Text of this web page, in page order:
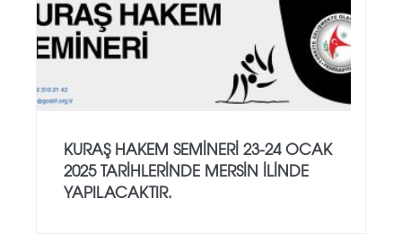
KURAŞ HAKEM SEMİNERİ 23-24 OCAK
2025 TARİHLERİNDE MERSİN İLİNDE
YAPILACAKTIR.